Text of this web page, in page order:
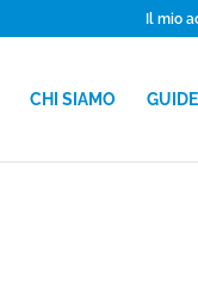
Il mio
CHI SIAMO GUIDE